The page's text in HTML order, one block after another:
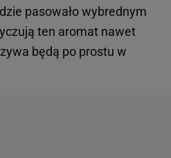
pasowało wybrednym
ten aromat nawet
będą po prostu w